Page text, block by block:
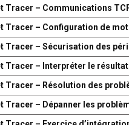
Tracer – Communications
Tracer – Configuration de
Tracer – Sécurisation des
Tracer – Interpréter le
Tracer – Résolution des
Tracer – Dépanner les